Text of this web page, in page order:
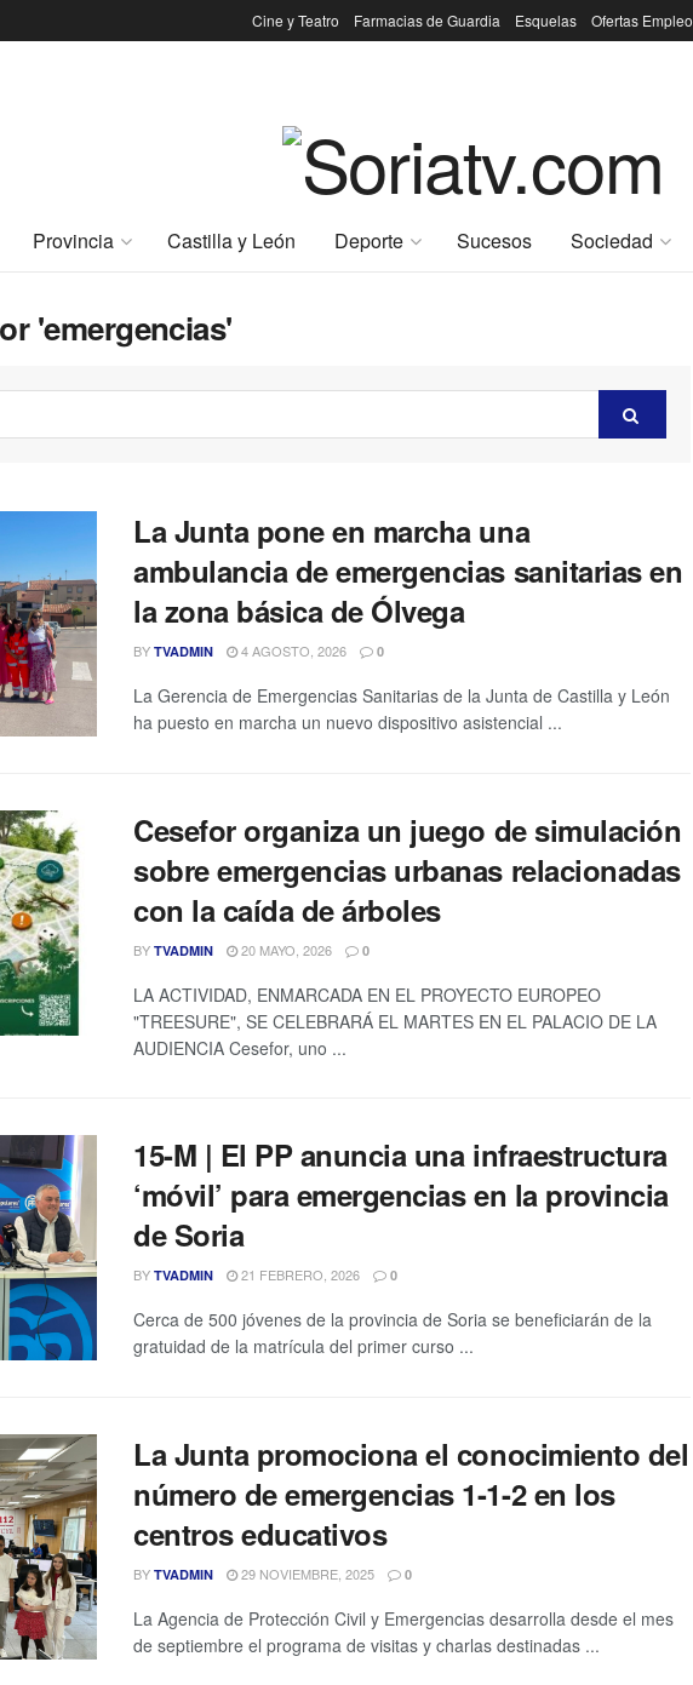
Cine y Teatro Farmacias de Guardia Esquelas Ofertas Empleo
Provincia Castilla y León Deporte Sucesos Sociedad
'emergencias'
La Junta pone en marcha una
ambulancia de emergencias sanitarias en
la zona básica de Ólvega
BY TVADMIN 4 AGOSTO, 2026 0
La Gerencia de Emergencias Sanitarias de la Junta de Castilla y León
ha puesto en marcha un nuevo dispositivo asistencial ...
Cesefor organiza un juego de simulación
sobre emergencias urbanas relacionadas
con la caída de árboles
BY TVADMIN 20 MAYO, 2026 0
LA ACTIVIDAD, ENMARCADA EN EL PROYECTO EUROPEO
"TREESURE", SE CELEBRARÁ EL MARTES EN EL PALACIO DE LA
AUDIENCIA Cesefor, uno ...
15-M | El PP anuncia una infraestructura
‘móvil’ para emergencias en la provincia
de Soria
BY TVADMIN 21 FEBRERO, 2026 0
Cerca de 500 jóvenes de la provincia de Soria se beneficiarán de la
gratuidad de la matrícula del primer curso ...
La Junta promociona el conocimiento del
número de emergencias 1-1-2 en los
centros educativos
BY TVADMIN 29 NOVIEMBRE, 2025 0
La Agencia de Protección Civil y Emergencias desarrolla desde el mes
de septiembre el programa de visitas y charlas destinadas ...